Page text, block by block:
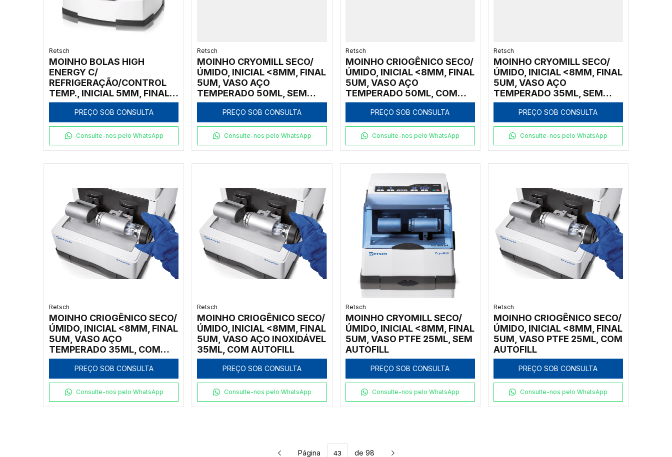
Retsch
MOINHO BOLAS HIGH
ENERGY C/
REFRIGERAÇÃO/CONTROL
TEMP., INICIAL 5MM, FINAL
80NM, 2 VASOS ÓXIDO
ZIRCÔNIO 50ML
PREÇO SOB CONSULTA
Consulte-nos pelo WhatsApp
Retsch
MOINHO CRYOMILL SECO/
ÚMIDO, INICIAL <8MM, FINAL
5UM, VASO AÇO
TEMPERADO 50ML, SEM
AUTOFILL
PREÇO SOB CONSULTA
Consulte-nos pelo WhatsApp
Retsch
MOINHO CRIOGÊNICO SECO/
ÚMIDO, INICIAL <8MM, FINAL
5UM, VASO AÇO
TEMPERADO 50ML, COM
AUTOFILL
PREÇO SOB CONSULTA
Consulte-nos pelo WhatsApp
Retsch
MOINHO CRYOMILL SECO/
ÚMIDO, INICIAL <8MM, FINAL
5UM, VASO AÇO
TEMPERADO 35ML, SEM
AUTOFILL
PREÇO SOB CONSULTA
Consulte-nos pelo WhatsApp
Retsch
MOINHO CRIOGÊNICO SECO/
ÚMIDO, INICIAL <8MM, FINAL
5UM, VASO AÇO
TEMPERADO 35ML, COM
AUTOFILL
PREÇO SOB CONSULTA
Consulte-nos pelo WhatsApp
Retsch
MOINHO CRIOGÊNICO SECO/
ÚMIDO, INICIAL <8MM, FINAL
5UM, VASO AÇO INOXIDÁVEL
35ML, COM AUTOFILL
PREÇO SOB CONSULTA
Consulte-nos pelo WhatsApp
Retsch
MOINHO CRYOMILL SECO/
ÚMIDO, INICIAL <8MM, FINAL
5UM, VASO PTFE 25ML, SEM
AUTOFILL
PREÇO SOB CONSULTA
Consulte-nos pelo WhatsApp
Retsch
MOINHO CRIOGÊNICO SECO/
ÚMIDO, INICIAL <8MM, FINAL
5UM, VASO PTFE 25ML, COM
AUTOFILL
PREÇO SOB CONSULTA
Consulte-nos pelo WhatsApp
Página de 98